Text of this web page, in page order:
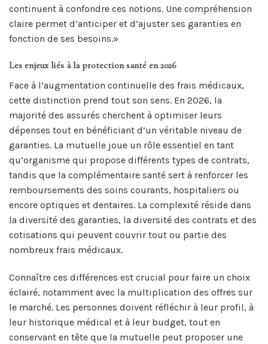
continuent à confondre ces notions. Une compréhension
claire permet d’anticiper et d’ajuster ses garanties en
fonction de ses besoins.»
Les enjeux liés à la protection santé en 2026
Face à l’augmentation continuelle des frais médicaux,
cette distinction prend tout son sens. En 2026, la
majorité des assurés cherchent à optimiser leurs
dépenses tout en bénéficiant d’un véritable niveau de
garanties. La mutuelle joue un rôle essentiel en tant
qu’organisme qui propose différents types de contrats,
tandis que la complémentaire santé sert à renforcer les
remboursements des soins courants, hospitaliers ou
encore optiques et dentaires. La complexité réside dans
la diversité des garanties, la diversité des contrats et des
cotisations qui peuvent couvrir tout ou partie des
nombreux frais médicaux.
Connaître ces différences est crucial pour faire un choix
éclairé, notamment avec la multiplication des offres sur
le marché. Les personnes doivent réfléchir à leur profil, à
leur historique médical et à leur budget, tout en
conservant en tête que la mutuelle peut proposer une